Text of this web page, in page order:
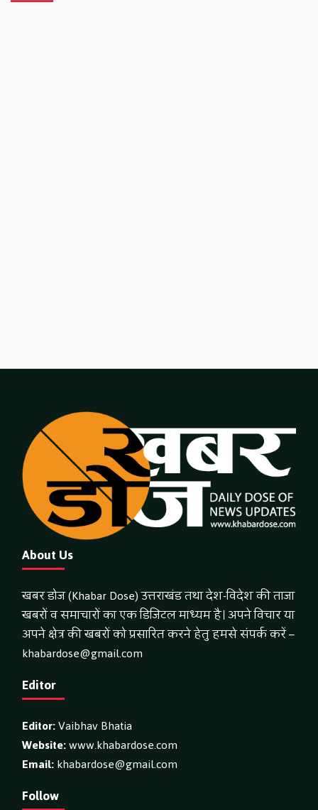
About Us
खबर डोज (Khabar Dose) उत्तराखंड तथा देश-विदेश की ताजा
खबरों व समाचारों का एक डिजिटल माध्यम है। अपने विचार या
अपने क्षेत्र की खबरों को प्रसारित करने हेतु हमसे संपर्क करें –
khabardose@gmail.com
Editor
Editor:Vaibhav Bhatia
Website:www.khabardose.com
Email:khabardose@gmail.com
Follow